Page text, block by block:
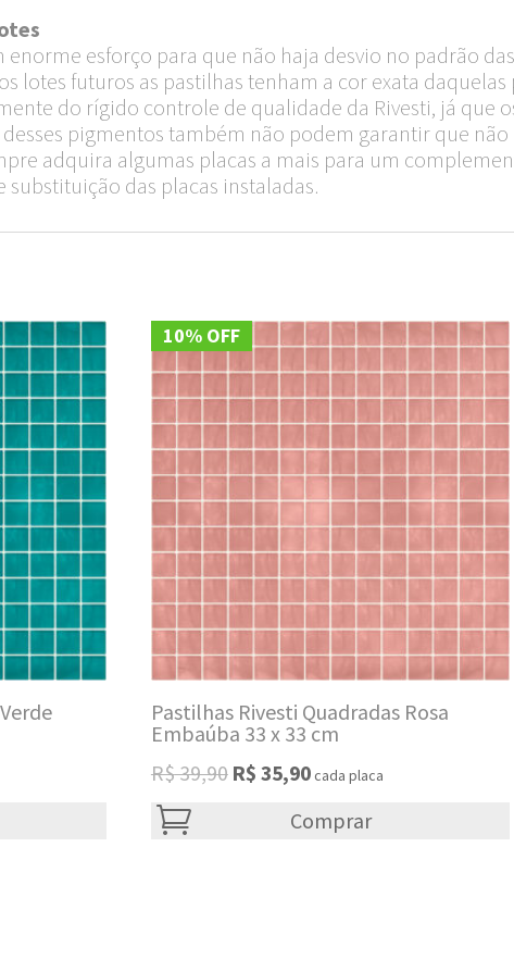
enorme esforço para que não haja desvio no padrão
lotes futuros as pastilhas tenham a cor exata
do rígido controle de qualidade da Rivesti, já que
pigmentos também não podem garantir que
adquira algumas placas a mais para um
substituição das placas instaladas.
10% OFF
Pastilhas Rivesti Quadradas Rosa
Embaúba 33 x 33 cm
R$39,90 Original
R$ 35,90Current
is:
cada placa
Comprar